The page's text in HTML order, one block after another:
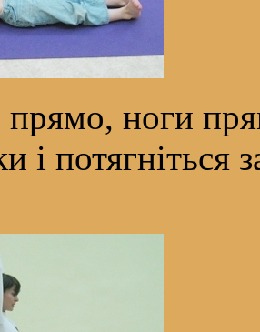
прямо, ноги
і потягніться